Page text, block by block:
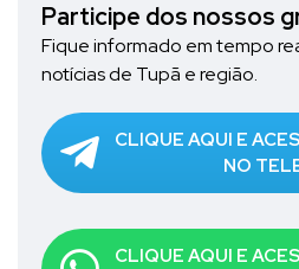
Participe dos nossos
Fique informado em tempo
notícias de Tupã e região.
CLIQUE AQUI E
NO
CLIQUE AQUI E